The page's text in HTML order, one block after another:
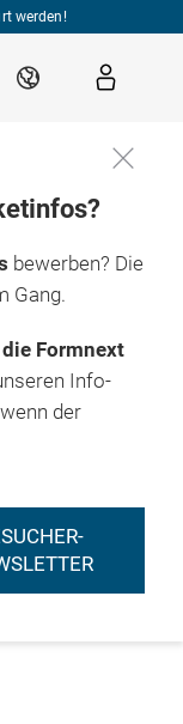
werden!
DE
bewerben? Die
Gang.
Formnext
Info-
der